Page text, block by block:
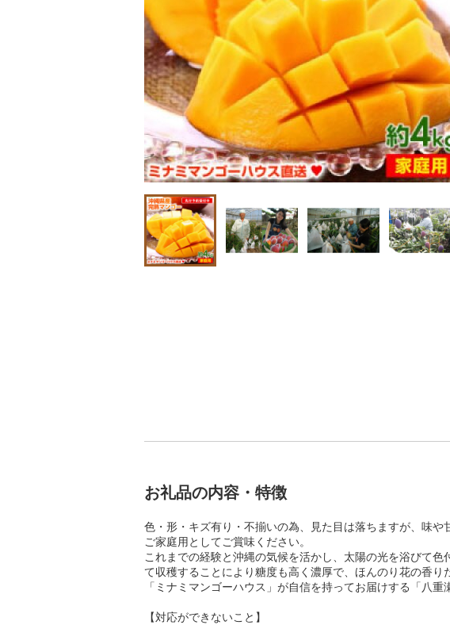
お礼品の内容・特徴
色・形・キズ有り・不揃いの為、見た目は落ちますが、味や
ご家庭用としてご賞味ください。
これまでの経験と沖縄の気候を活かし、太陽の光を浴びて
て収穫することにより糖度も高く濃厚で、ほんのり花の香り
「ミナミマンゴーハウス」が自信を持ってお届けする「八
【対応ができないこと】